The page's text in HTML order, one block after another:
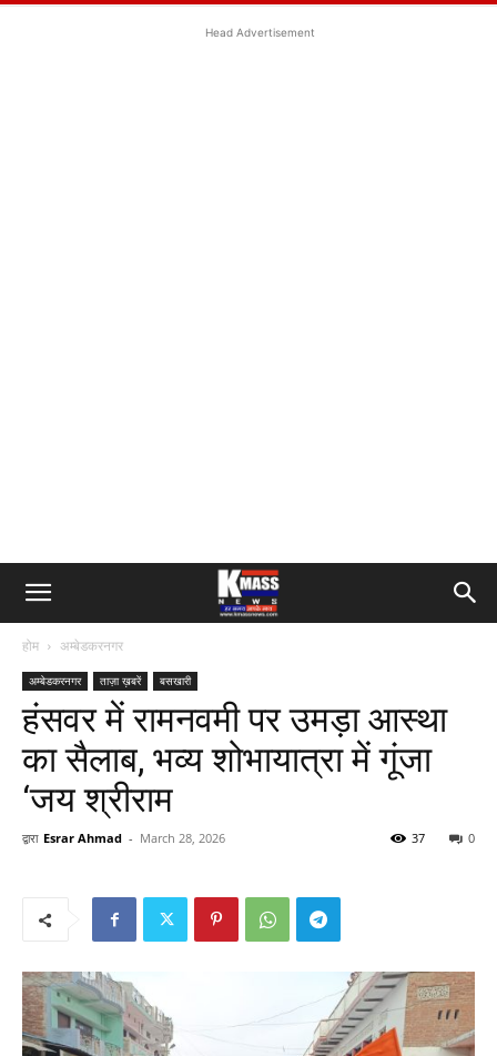
Head Advertisement
होम अम्बेडकरनगर
अम्बेडकरनगर ताज़ा ख़बरें बसखारी
हंसवर में रामनवमी पर उमड़ा आस्था
का सैलाब, भव्य शोभायात्रा में गूंजा
‘जय श्रीराम
द्वारा Esrar Ahmad - March 28, 2026 0
37